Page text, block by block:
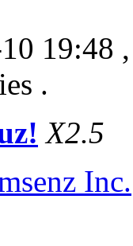
19:48
.
X2.5
Inc.